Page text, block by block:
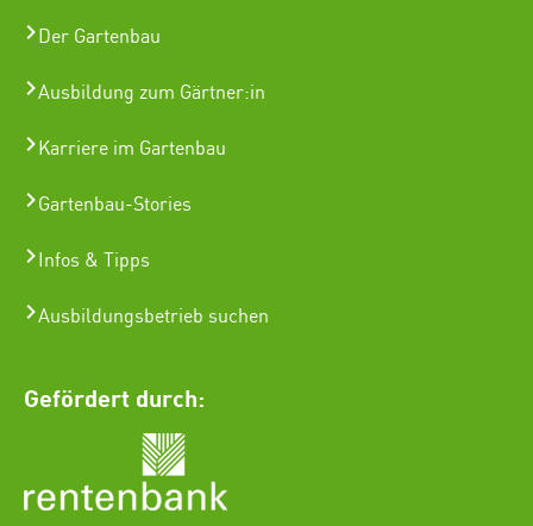
Der Gartenbau
Ausbildung zum Gärtner:in
Karriere im Gartenbau
Gartenbau-Stories
Infos & Tipps
Ausbildungsbetrieb suchen
Gefördert durch: